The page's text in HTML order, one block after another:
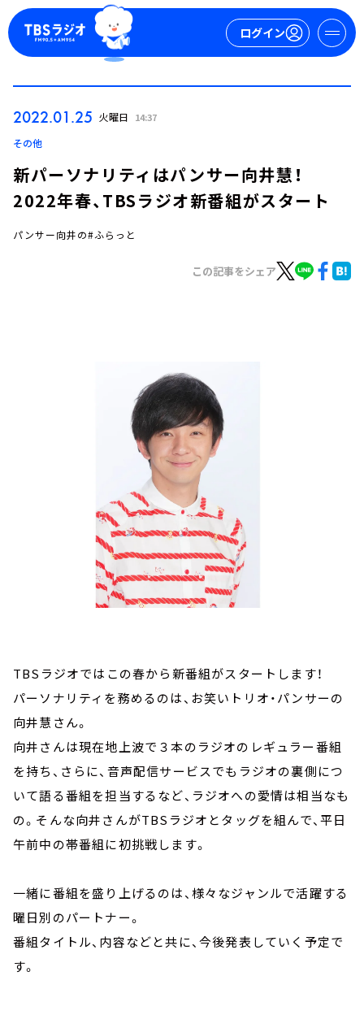
ログイン
イベント・グッズ
2022.01.25 火曜日 14:37
その他
新パーソナリティはパンサー向井慧！
2022年春、TBSラジオ新番組がスタート
パンサー向井の#ふらっと
この記事をシェア
TBSラジオではこの春から新番組がスタートします！
パーソナリティを務めるのは、お笑いトリオ・パンサーの
向井慧さん。
向井さんは現在地上波で３本のラジオのレギュラー番組
を持ち、さらに、音声配信サービスでもラジオの裏側につ
いて語る番組を担当するなど、ラジオへの愛情は相当なも
の。そんな向井さんがTBSラジオとタッグを組んで、平日
午前中の帯番組に初挑戦します。
一緒に番組を盛り上げるのは、様々なジャンルで活躍する
曜日別のパートナー。
番組タイトル、内容などと共に、今後発表していく予定で
す。